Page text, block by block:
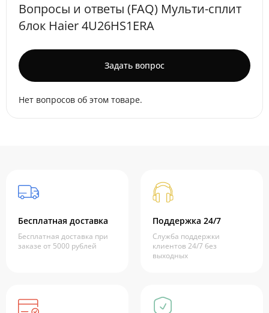
Вопросы и ответы (FAQ) Мульти-сплит
блок Haier 4U26HS1ERA
Задать вопрос
Нет вопросов об этом товаре.
Бесплатная доставка
Бесплатная доставка при
заказе от 5000 рублей
Поддержка 24/7
Служба поддержки
клиентов 24/7 без
выходных